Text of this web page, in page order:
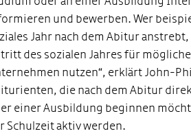
und bewerben. Wer
Jahr nach dem Abitur
des sozialen Jahres für
nutzen“, erklärt John-
die nach dem Abitur
einer Ausbildung beginnen
Schulzeit aktiv werden.